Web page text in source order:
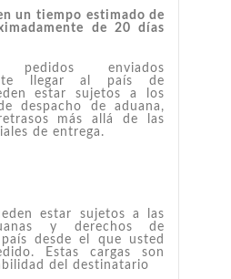
un tiempo estimado de
de 20 días
enviados
llegar al país de
estar sujetos a los
despacho de aduana,
más allá de las
de entrega.
estar sujetos a las
y derechos de
desde el que usted
Estas cargas son
del destinatario